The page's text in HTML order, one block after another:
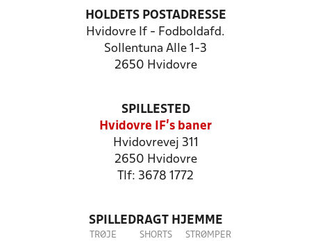
HOLDETS POSTADRESSE
Hvidovre If - Fodboldafd.
Sollentuna Alle 1-3
2650 Hvidovre
SPILLESTED
Hvidovre IF's baner
Hvidovrevej 311
2650 Hvidovre
Tlf: 3678 1772
SPILLEDRAGT HJEMME
TRØJE SHORTS STRØMPER